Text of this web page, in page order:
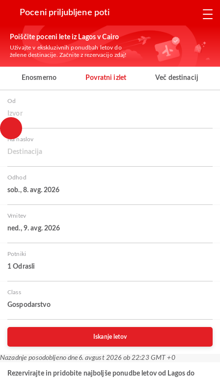
Poceni priljubljene poti
Poiščite poceni lete iz Lagos v Cairo
Uživajte v ekskluzivnih ponudbah letov do
želene destinacije. Začnite z rezervacijo zdaj!
Enosmerno Povratni izlet Več destinacij
Od
Izvor
Na naslov
Destinacija
Odhod
sob., 8. avg. 2026
Vrnitev
ned., 9. avg. 2026
Potniki
1 Odrasli
Class
Gospodarstvo
Iskanje letov
Nazadnje posodobljeno dne 6. avgust 2026 ob 22:23 GMT +0
Rezervirajte in pridobite najboljše ponudbe letov od Lagos do